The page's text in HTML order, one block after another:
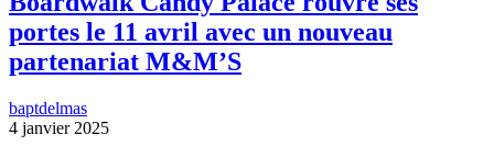
portes le 11 avril avec un nouveau
partenariat M&M’S
baptdelmas
4 janvier 2025